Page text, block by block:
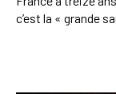
c’est la « grande